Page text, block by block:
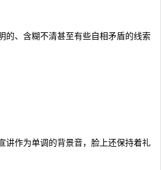
的、含糊不清甚至有些自相矛盾的线索
讲作为单调的背景音，脸上还保持着礼